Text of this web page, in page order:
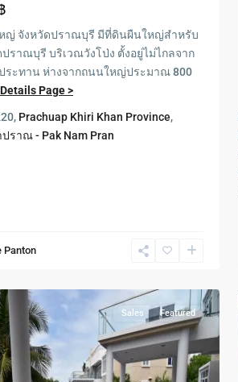
ญ่ จังหวัดปราณบุรี มีที่ดินผืนใหญ่สำหรับ
ราณบุรี บริเวณวังโป่ง ตั้งอยู่ไม่ไกลจาก
ระทาน ห่างจากถนนใหญ่ประมาณ 800
Details Page >
Prachuap Khiri Khan Province,
ราณ - Pak Nam Pran
Panton
Sales Featured